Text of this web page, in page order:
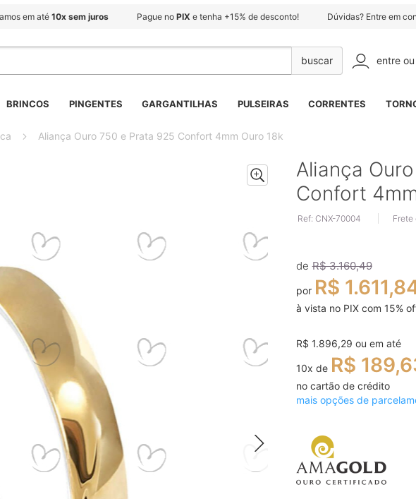
em até 10x sem juros Pague no PIX e tenha +15% de desconto! Dúvidas? Entre em
Pesquisa
entre
BRINCOS PINGENTES GARGANTILHAS PULSEIRAS CORRENTES
Aliança Ouro 750 e Prata 925 Confort 4mm Ouro 18k
Aliança
Confort
Ref: CNX-70004 Frete
de R$ 3.160,49
por R$
à vista no PIX com 15%
R$ 1.896,29 ou em até
10x de R$
no cartão de crédito
mais opções de